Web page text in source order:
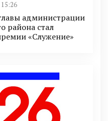
15:26
администрации
района стал
«Служение»